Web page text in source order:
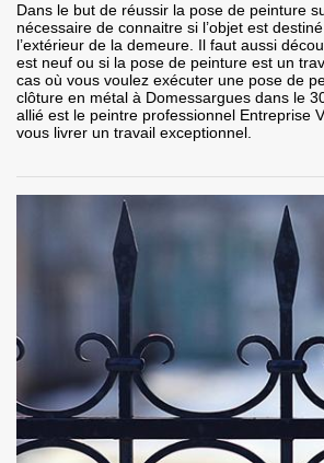
Dans le but de réussir la pose de peinture
nécessaire de connaitre si l’objet est
l’extérieur de la demeure. Il faut aussi
est neuf ou si la pose de peinture est un
cas où vous voulez exécuter une pose de
clôture en métal à Domessargues dans le
allié est le peintre professionnel Entreprise
vous livrer un travail exceptionnel.